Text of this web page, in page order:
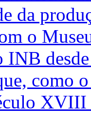
da
o
INB
como
XVIII